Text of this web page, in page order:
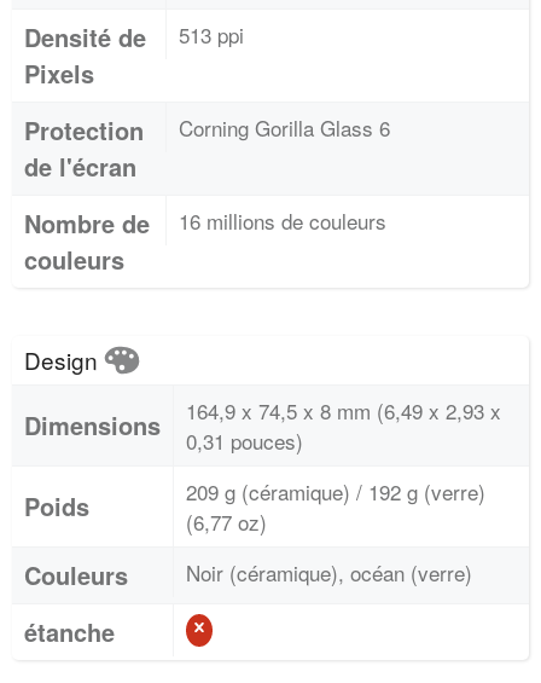
Densité de
Pixels
513 ppi
Protection
de l'écran
Corning Gorilla Glass 6
Nombre de
couleurs
16 millions de couleurs
Design
Dimensions
164,9 x 74,5 x 8 mm (6,49 x 2,93 x
0,31 pouces)
Poids
209 g (céramique) / 192 g (verre)
(6,77 oz)
Couleurs Noir (céramique), océan (verre)
étanche